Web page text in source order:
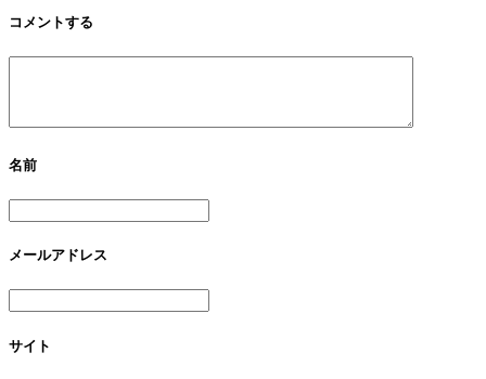
コメントする
名前
メールアドレス
サイト